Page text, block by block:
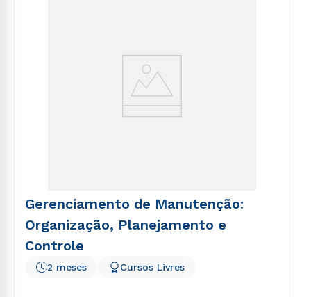
Gerenciamento de Manutenção:
Organização, Planejamento e
Controle
2 meses Cursos Livres